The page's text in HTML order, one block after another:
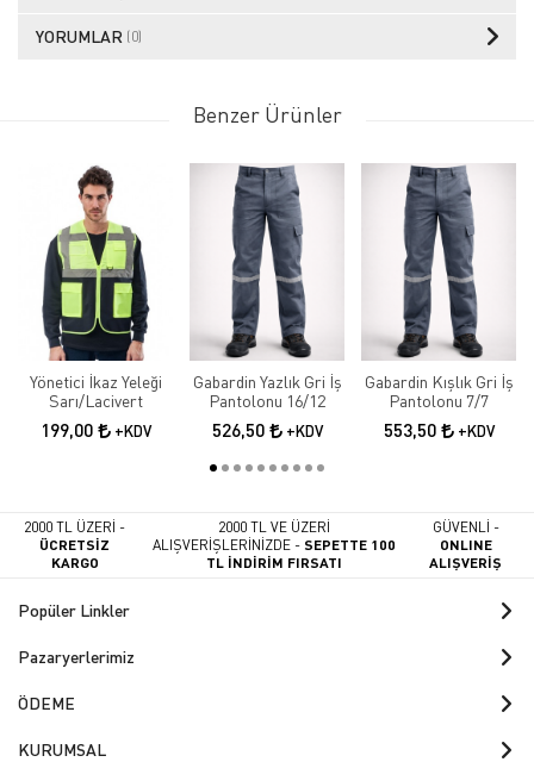
YORUMLAR (0)
Benzer Ürünler
Yönetici İkaz Yeleği
Sarı/Lacivert
199,00 +KDV
Gabardin Yazlık Gri İş
Pantolonu 16/12
526,50 +KDV
Gabardin Kışlık Gri İş
Pantolonu 7/7
553,50 +KDV
2000 TL ÜZERİ -
ÜCRETSİZ
KARGO
2000 TL VE ÜZERİ
ALIŞVERİŞLERİNİZDE -SEPETTE 100
TL İNDİRİM FIRSATI
GÜVENLİ -
ONLINE
ALIŞVERİŞ
Popüler Linkler
Pazaryerlerimiz
ÖDEME
KURUMSAL